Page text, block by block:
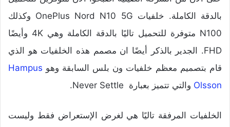
بالدقة الكاملة. خلفيات OnePlus Nord N10 5G وكذلك
N100 متوفرة للتحميل تاليًا بالدقة الكاملة وهي 4K وأيضًا
FHD. الجدير بالذكر أيضًا ان مصمم هذه الخلفيات هو الذي
قام بتصميم معظم خلفيات ون بلس السابقة وهو Hampus
Olsson والتي تتميز بعبارة Never Settle.
الخلفيات المرفقة تاليًا هي لغرض الإستعراض فقط وليست